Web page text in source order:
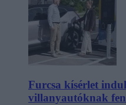
Furcsa kísérlet
villanyautóknak